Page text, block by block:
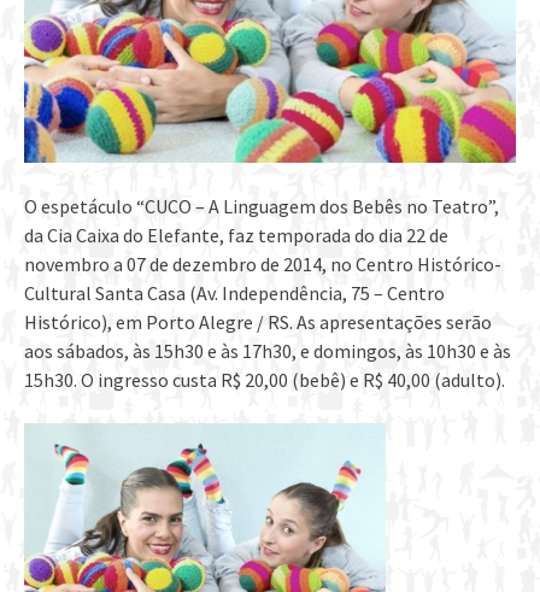
O espetáculo “CUCO – A Linguagem dos Bebês no Teatro”,
da Cia Caixa do Elefante, faz temporada do dia 22 de
novembro a 07 de dezembro de 2014, no Centro Histórico-
Cultural Santa Casa (Av. Independência, 75 – Centro
Histórico), em Porto Alegre / RS. As apresentações serão
aos sábados, às 15h30 e às 17h30, e domingos, às 10h30 e às
15h30. O ingresso custa R$ 20,00 (bebê) e R$ 40,00 (adulto).